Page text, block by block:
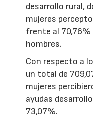
desarrollo rural,
mujeres
frente al 70,76%
hombres.
Con respecto a
un total de
mujeres
ayudas
73,07%.